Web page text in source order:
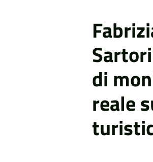
di
reale